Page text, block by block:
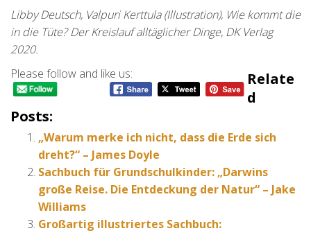
Libby Deutsch, Valpuri Kerttula (Illustration), Wie kommt die
in die Tüte? Der Kreislauf alltäglicher Dinge, DK Verlag
2020.
Please follow and like us:
Relate
D
Posts:
„Warum merke ich nicht, dass die Erde sich
dreht?“ – James Doyle
Sachbuch für Grundschulkinder: „Darwins
große Reise. Die Entdeckung der Natur“ – Jake
Williams
Großartig illustriertes Sachbuch: